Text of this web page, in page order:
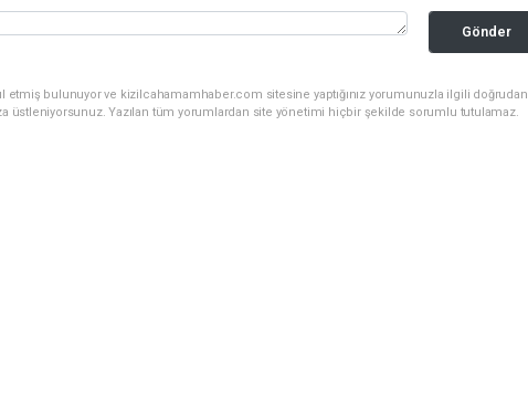
Gönder
etmiş bulunuyor ve kizilcahamamhaber.com sitesine yaptığınız yorumunuzla ilgili doğrudan
üstleniyorsunuz. Yazılan tüm yorumlardan site yönetimi hiçbir şekilde sorumlu tutulamaz.